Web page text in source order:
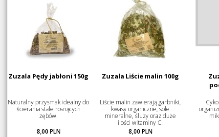
Zuzala Pędy jabłoni 150g
Naturalny przysmak idealny do
ścierania stale rosnących
zębów.
8,00 PLN
Zuzala Liście malin 100g
Liście malin zawierają garbniki,
kwasy organiczne, sole
mineralne, śluzy oraz duże
ilości witaminy C.
8,00 PLN